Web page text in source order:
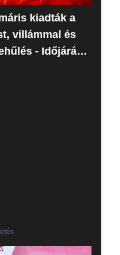
kiadták a
villámmal és
- Időjárás-